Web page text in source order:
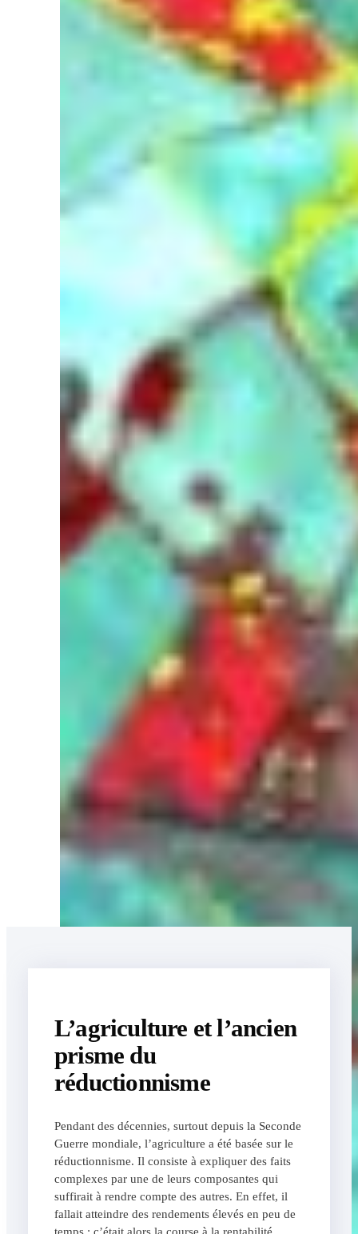
L’agriculture et l’ancien
prisme du
réductionnisme
Pendant des décennies, surtout depuis la Seconde
Guerre mondiale, l’agriculture a été basée sur le
réductionnisme. Il consiste à expliquer des faits
complexes par une de leurs composantes qui
suffirait à rendre compte des autres. En effet, il
fallait atteindre des rendements élevés en peu de